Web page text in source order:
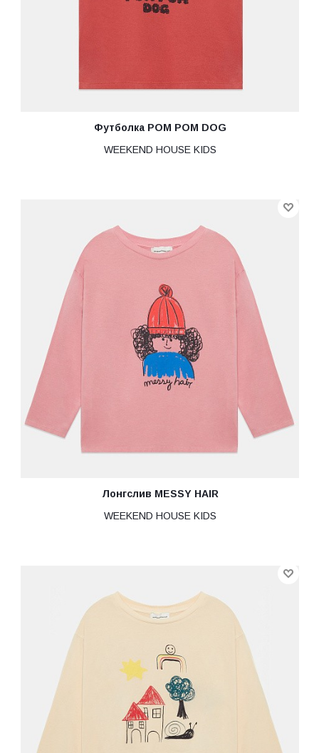
Футболка POM POM DOG
WEEKEND HOUSE KIDS
Лонгслив MESSY HAIR
WEEKEND HOUSE KIDS